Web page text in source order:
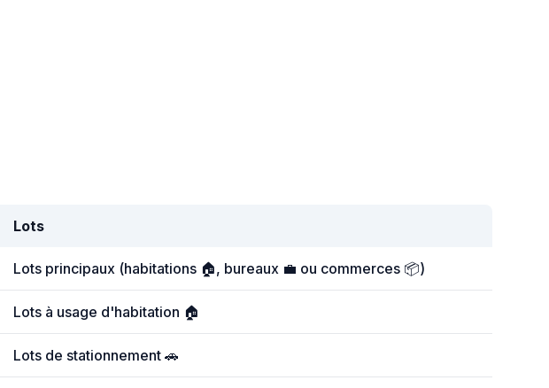
Lots
Lots principaux (habitations 🏠, bureaux 💼 ou commerces 📦)
Lots à usage d'habitation 🏠
Lots de stationnement 🚗